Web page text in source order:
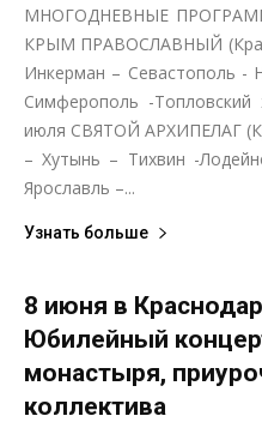
МНОГОДНЕВНЫЕ
КРЫМ ПРАВОСЛАВНЫЙ
Инкерман – Севастополь -
Симферополь -
июля СВЯТОЙ АРХИПЕЛАГ
– Хутынь – Тихвин -
Ярославль –...
Узнать больше
8 июня в
Юбилейный
монастыря,
коллектива